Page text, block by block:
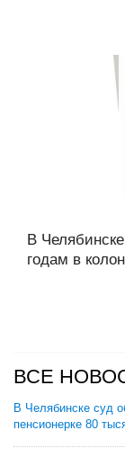
В
годам в
ВСЕ
В Челябинске суд
пенсионерке 80